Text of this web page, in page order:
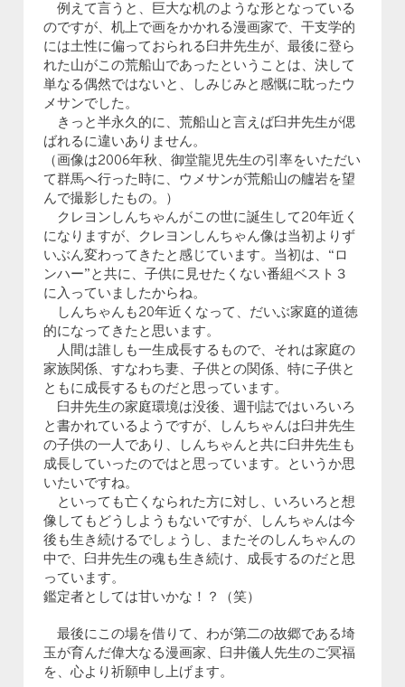
例えて言うと、巨大な机のような形となっている
のですが、机上で画をかかれる漫画家で、干支学的
には土性に偏っておられる臼井先生が、最後に登ら
れた山がこの荒船山であったということは、決して
単なる偶然ではないと、しみじみと感慨に耽ったウ
メサンでした。
きっと半永久的に、荒船山と言えば臼井先生が偲
ばれるに違いありません。
（画像は2006年秋、御堂龍児先生の引率をいただい
て群馬へ行った時に、ウメサンが荒船山の艫岩を望
んで撮影したもの。）
クレヨンしんちゃんがこの世に誕生して20年近く
になりますが、クレヨンしんちゃん像は当初よりず
いぶん変わってきたと感じています。当初は、“ロ
ンハー”と共に、子供に見せたくない番組ベスト３
に入っていましたからね。
しんちゃんも20年近くなって、だいぶ家庭的道徳
的になってきたと思います。
人間は誰しも一生成長するもので、それは家庭の
家族関係、すなわち妻、子供との関係、特に子供と
ともに成長するものだと思っています。
臼井先生の家庭環境は没後、週刊誌ではいろいろ
と書かれているようですが、しんちゃんは臼井先生
の子供の一人であり、しんちゃんと共に臼井先生も
成長していったのではと思っています。というか思
いたいですね。
といっても亡くなられた方に対し、いろいろと想
像してもどうしようもないですが、しんちゃんは今
後も生き続けるでしょうし、またそのしんちゃんの
中で、臼井先生の魂も生き続け、成長するのだと思
っています。
鑑定者としては甘いかな！？（笑）
最後にこの場を借りて、わが第二の故郷である埼
玉が育んだ偉大なる漫画家、臼井儀人先生のご冥福
を、心より祈願申し上げます。